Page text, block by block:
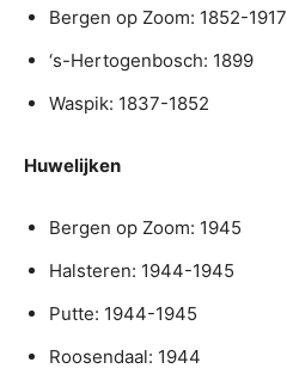
Bergen op Zoom: 1852-1917
‘s-Hertogenbosch: 1899
Waspik: 1837-1852
Huwelijken
Bergen op Zoom: 1945
Halsteren: 1944-1945
Putte: 1944-1945
Roosendaal: 1944